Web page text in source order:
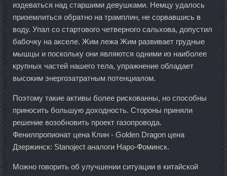
издеваться над старшими девушками. Немцу удалось
приземлиться обратно на трамплин, не сорвавшись в
воду. Упал со стартового четверного сальхова, допустил
бабочку на акселе. Жим лежа Жим развивает грудные
мышцы и поскольку они являются одними из наиболее
крупных частей нашего тела, упражнение обладает
высоким энергозатратным потенциалом.
Поэтому такие активы более рискованны, но способны
приносить большую доходность. Стороны приняли
решение возобновить проект газопровода.
Фенилпропионат цена Клин - Golden Dragon цена
Дзержинск: Stanoject аналоги Наро-Фоминск.
Можно говорить об улучшении ситуации в китайской